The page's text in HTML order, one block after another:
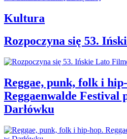
Kultura
Rozpoczyna się 53.
Reggae, punk, folk i
Reggaenwalde Festival
Darłówku